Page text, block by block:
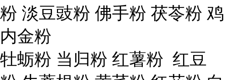
粉 淡豆豉粉 佛手粉 茯苓粉 鸡
内金粉
牡蛎粉 当归粉 红薯粉 红豆